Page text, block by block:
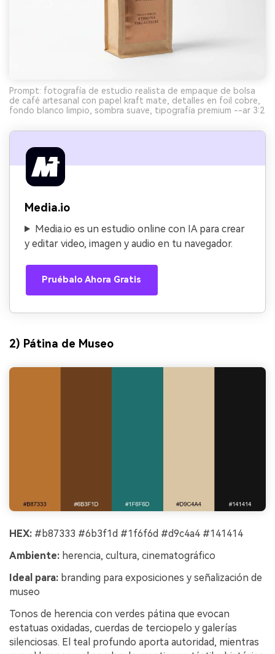
Prompt: fotografía de estudio realista de empaque de bolsa
de café artesanal con papel kraft mate, detalles en foil cobre,
fondo blanco limpio, sombra suave, tipografía premium --ar 3:2
Media.io
Media.io es un estudio online con IA para crear
y editar video, imagen y audio en tu navegador.
Pruébalo Ahora Gratis
2) Pátina de Museo
HEX: #b87333 #6b3f1d #1f6f6d #d9c4a4 #141414
Ambiente: herencia, cultura, cinematográfico
Ideal para: branding para exposiciones y señalización de
museo
Tonos de herencia con verdes pátina que evocan
estatuas oxidadas, cuerdas de terciopelo y galerías
silenciosas. El teal profundo aporta autoridad, mientras